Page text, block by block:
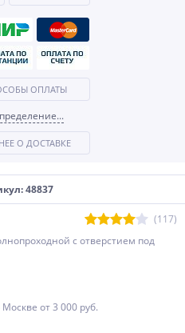
48837
(117)
с отверстием под
от 3 000 руб.
ОПЛАТЫ
О ДОСТАВКЕ